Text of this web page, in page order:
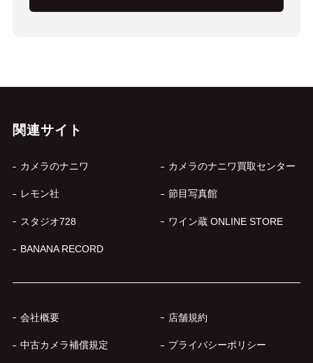
関連サイト
カメラのナニワ カメラのナニワ買取センター
レモン社 節目写真館
スタジオ728 ワイン蔵 ONLINE STORE
BANANA RECORD
会社概要 店舗規約
中古カメラ補償規定 プライバシーポリシー